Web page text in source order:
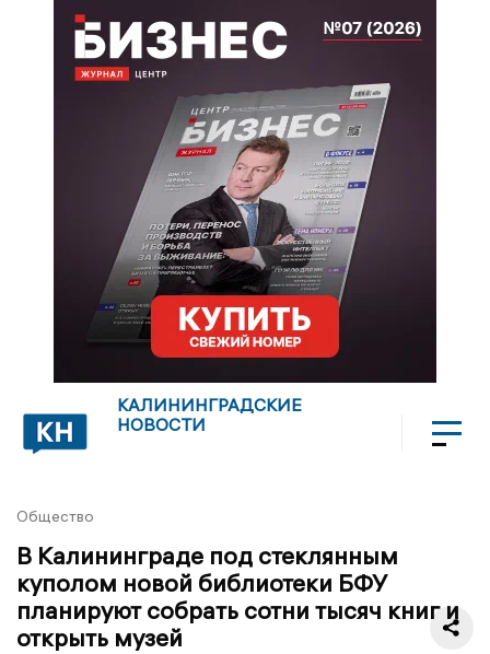
КАЛИНИНГРАДСКИЕ
НОВОСТИ
Общество
В Калининграде под стеклянным
куполом новой библиотеки БФУ
планируют собрать сотни тысяч книг и
открыть музей